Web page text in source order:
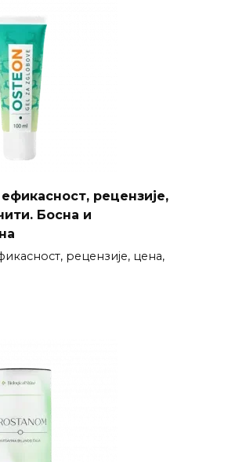
рецензије,
Босна и
рецензије, цена,